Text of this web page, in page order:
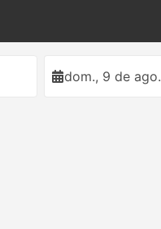
dom., 9 de ago.